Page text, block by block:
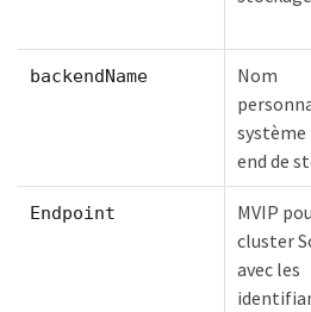
backendName
Nom
système
end de
Endpoint
MVIP
cluster
avec les